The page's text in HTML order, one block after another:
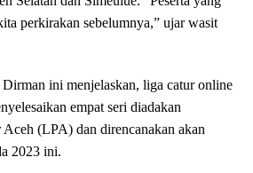
perkirakan sebelumnya,” ujar wasit
ini menjelaskan, liga catur online
empat seri diadakan
(LPA) dan direncanakan akan
2023 ini.